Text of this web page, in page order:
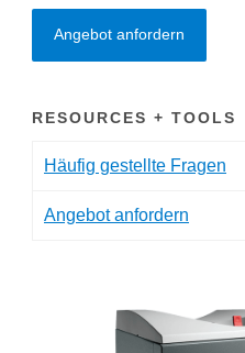
Angebot anfordern
RESOURCES + TOOLS
Häufig gestellte Fragen
Angebot anfordern